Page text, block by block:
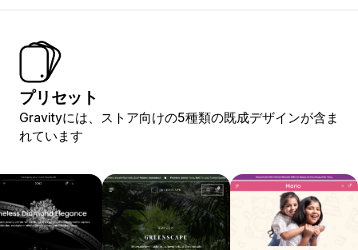
プリセット
Gravityには、ストア向けの5種類の既成デザインが含ま
れています